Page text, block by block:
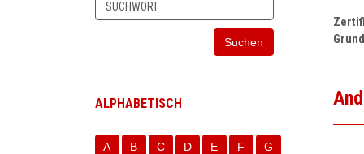
Suchen
ALPHABETISCH
A B C D E F G